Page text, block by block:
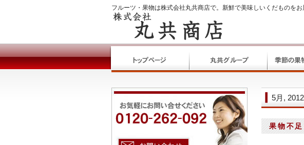
フルーツ・果物は株式会社丸共商店で。新鮮で美味しいくだものをお
5月,
果物不足